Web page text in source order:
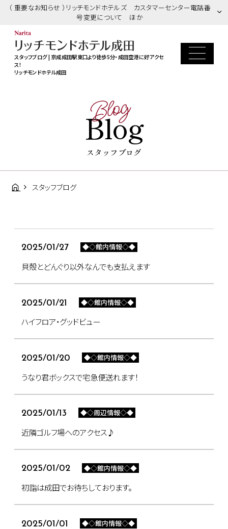
（ 重要なお知らせ ）リッチモンドホテルズ カスタマーセンター電話番
号変更について ほか
スタッフブログ | 京成成田駅東口より徒歩5分・成田空港に好アクセ
ス！
リッチモンドホテル成田
Blog
Blog
スタッフブログ
スタッフブログ
2025/01/27 ◆◇館内情報◇◆
貝殻とどんぐり以外なんでも支払えます
2025/01/21 ◆◇館内情報◇◆
ハイフロア・グッドビュー
2025/01/20 ◆◇館内情報◇◆
うなり君ボックスで宅急便送れます！
2025/01/13 ◆◇周辺情報◇◆
近隣ゴルフ場へのアクセス♪
2025/01/02 ◆◇館内情報◇◆
初詣は成田でお待ちしております。
2025/01/01 ◆◇館内情報◇◆